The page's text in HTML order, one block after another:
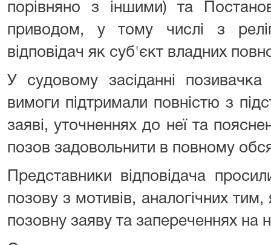
порівняно з іншими) та
приводом, у тому числі з
відповідач як суб'єкт владних
У судовому засіданні позивачка
вимоги підтримали повністю з
заяві, уточненнях до неї та
позов задовольнити в повному
Представники відповідача
позову з мотивів, аналогічних тим,
позовну заяву та запереченнях на